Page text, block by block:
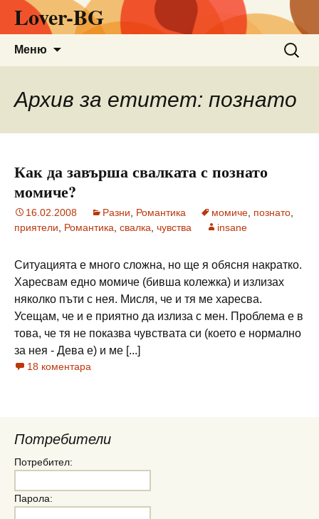
Lover-BG
Меню
за:
Архив за етитет: познато
Как да завърша свалката с познато
момиче?
16.02.2008 Разни Романтика момиче познато
приятели
Романтика свалка чувства insane
Ситуацията е много сложна, но ще я обясня накратко.
Харесвам едно момиче (бивша колежка) и излизах
няколко пъти с нея. Мисля, че и тя ме харесва.
Усещам, че и е приятно да излиза с мен. Проблема е в
това, че тя не показва чувствата си (което е нормално
за нея - Дева е) и ме [...]
18 коментара
Потребители
Потребител:
Парола: